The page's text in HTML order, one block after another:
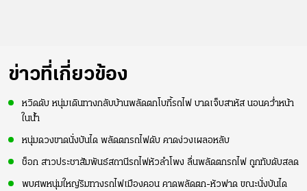
ข่าวที่เกี่ยวข้อง
หวิดดับ หนุ่มเดินทางกลับบ้านพลัดตกโบกี้รถไฟ บาดเจ็บสาหัส นอนคว่ำหน้า
ในน้ำ
หนุ่มดวงขาดนั่งบันได พลัดตกรถไฟดับ คาดง่วงเผลอหลับ
ช็อก สาวประชาสัมพันธ์สถานีรถไฟหัวลำโพง ลื่นพลัดตกรถไฟ ถูกทับดับสลด
พบศพหนุ่มใหญ่ริมทางรถไฟเมืองคอน คาดพลัดตก-หัวฟาด ขณะนั่งบันได